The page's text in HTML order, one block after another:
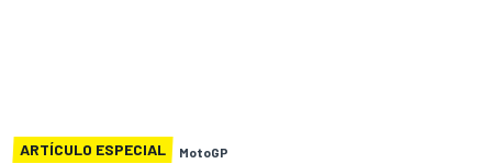
ARTÍCULO ESPECIAL MotoGP